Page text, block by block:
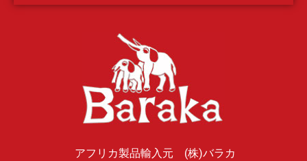
アフリカ製品輸入元 (株)バラカ